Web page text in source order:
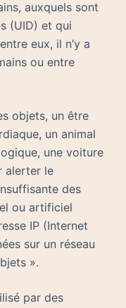
auxquels sont
(UID) et qui
eux, il n’y a
ou entre
objets, un être
un animal
une voiture
alerter le
des
ou artificiel
IP (Internet
sur un réseau
».
par des